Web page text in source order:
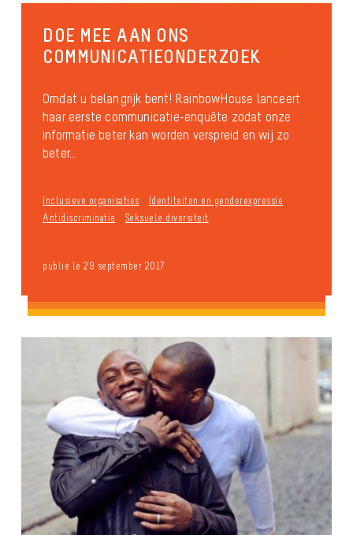
DOE MEE AAN ONS
COMMUNICATIEONDERZOEK
Omdat u belangrijk bent! RainbowHouse lanceert
haar eerste communicatie-enquête zodat onze
informatie beter kan worden verspreid en wij zo
beter...
Inclusieve organisaties
Identiteiten en genderexpressie
Antidiscriminatie
Seksuele diversiteit
publié le 29 september 2017